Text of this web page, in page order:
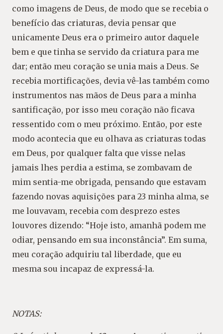
como imagens de Deus, de modo que se recebia o
benefício das criaturas, devia pensar que
unicamente Deus era o primeiro autor daquele
bem e que tinha se servido da criatura para me
dar; então meu coração se unia mais a Deus. Se
recebia mortificações, devia vê-las também como
instrumentos nas mãos de Deus para a minha
santificação, por isso meu coração não ficava
ressentido com o meu próximo. Então, por este
modo acontecia que eu olhava as criaturas todas
em Deus, por qualquer falta que visse nelas
jamais lhes perdia a estima, se zombavam de
mim sentia-me obrigada, pensando que estavam
fazendo novas aquisições para 23 minha alma, se
me louvavam, recebia com desprezo estes
louvores dizendo: “Hoje isto, amanhã podem me
odiar, pensando em sua inconstância”. Em suma,
meu coração adquiriu tal liberdade, que eu
mesma sou incapaz de expressá-la.
NOTAS: